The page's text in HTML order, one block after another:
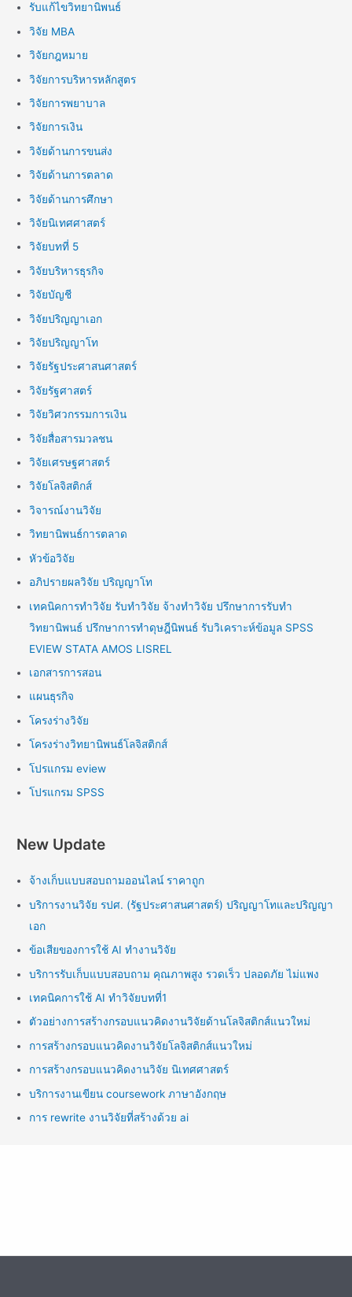
รับแก้ไขวิทยานิพนธ์
วิจัย MBA
วิจัยกฎหมาย
วิจัยการบริหารหลักสูตร
วิจัยการพยาบาล
วิจัยการเงิน
วิจัยด้านการขนส่ง
วิจัยด้านการตลาด
วิจัยด้านการศึกษา
วิจัยนิเทศศาสตร์
วิจัยบทที่ 5
วิจัยบริหารธุรกิจ
วิจัยบัญชี
วิจัยปริญญาเอก
วิจัยปริญญาโท
วิจัยรัฐประศาสนศาสตร์
วิจัยรัฐศาสตร์
วิจัยวิศวกรรมการเงิน
วิจัยสื่อสารมวลชน
วิจัยเศรษฐศาสตร์
วิจัยโลจิสติกส์
วิจารณ์งานวิจัย
วิทยานิพนธ์การตลาด
หัวข้อวิจัย
อภิปรายผลวิจัย ปริญญาโท
เทคนิคการทำวิจัย รับทำวิจัย จ้างทำวิจัย ปรึกษาการรับทำ
วิทยานิพนธ์ ปรึกษาการทำดุษฎีนิพนธ์ รับวิเคราะห์ข้อมูล SPSS
EVIEW STATA AMOS LISREL
เอกสารการสอน
แผนธุรกิจ
โครงร่างวิจัย
โครงร่างวิทยานิพนธ์โลจิสติกส์
โปรแกรม eview
โปรแกรม SPSS
New Update
จ้างเก็บแบบสอบถามออนไลน์ ราคาถูก
บริการงานวิจัย รปศ. (รัฐประศาสนศาสตร์) ปริญญาโทและปริญญา
เอก
ข้อเสียของการใช้ AI ทำงานวิจัย
บริการรับเก็บแบบสอบถาม คุณภาพสูง รวดเร็ว ปลอดภัย ไม่แพง
เทคนิคการใช้ AI ทำวิจัยบทที่1
ตัวอย่างการสร้างกรอบแนวคิดงานวิจัยด้านโลจิสติกส์แนวใหม่
การสร้างกรอบแนวคิดงานวิจัยโลจิสติกส์แนวใหม่
การสร้างกรอบแนวคิดงานวิจัย นิเทศศาสตร์
บริการงานเขียน coursework ภาษาอังกฤษ
การ rewrite งานวิจัยที่สร้างด้วย ai